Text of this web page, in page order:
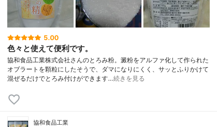
5.00
色々と使えて便利です。
協和食品工業株式会社さんのとろみ粉。澱粉をアルファ化して作られた
オブラートを顆粒にしたそうで、ダマになりにくく、サッとふりかけて
混ぜるだけでとろみ付けができます…続きを見る
協和食品工業